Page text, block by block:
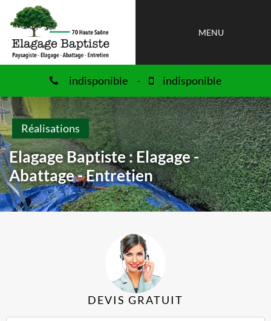
MENU
indisponible - indisponible
Réalisations
Elagage Baptiste : Elagage -
Abattage - Entretien
DEVIS GRATUIT